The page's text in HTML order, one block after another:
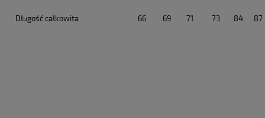
Długość całkowita 66 69 71 73 84 87